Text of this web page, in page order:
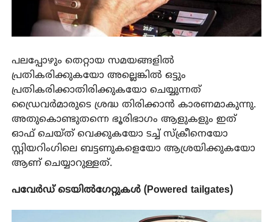
പലപ്പോഴും തെറ്റായ സമയങ്ങളിൽ
പ്രതികരിക്കുകയോ അല്ലെങ്കിൽ ഒട്ടും
പ്രതികരിക്കാതിരിക്കുകയോ ചെയ്യുന്നത്
ഡ്രൈവർമാരുടെ ശ്രദ്ധ തിരിക്കാൻ കാരണമാകുന്നു.
അതുകൊണ്ടുതന്നെ ഭൂരിഭാഗം ആളുകളും ഇത്
ഓഫ് ചെയ്ത് വെക്കുകയോ ടച്ച് സ്ക്രീനെയോ
സ്റ്റിയറിംഗിലെ ബട്ടണുകളെയോ ആശ്രയിക്കുകയോ
ആണ് ചെയ്യാറുള്ളത്.
പവേർഡ് ടെയിൽഗേറ്റുകൾ (Powered tailgates)